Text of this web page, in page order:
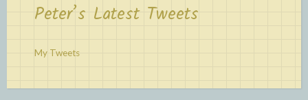
Peter’s Latest Tweets
My Tweets